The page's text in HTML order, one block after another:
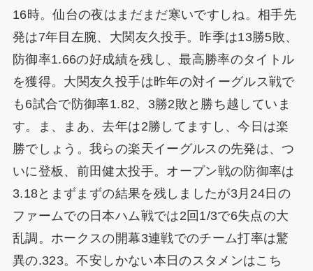
16時。仙台の夜はまだまだ寒いですしね。相手先
発は7年目左腕、大関友久投手。昨季は13勝5敗、
防御率1.66の好成績を残し、最高勝率のタイトル
を獲得。大関友久投手は昨年の対イーグルス戦で
も6試合で防御率1.82、3勝2敗と勝ち越していま
す。ま、まあ、去年は2勝してますし、今日は楽
勝でしょう。我らの楽天イーグルスの先発は、つ
いに登板、前田健太投手。オープン戦の防御率は
3.18とまずまずの結果を残しましたが3月24日の
ファームでの日本ハム戦では2回1/3で6失点の大
乱調。ホークスの開幕3連戦でのチーム打率は驚
異の.323。不安しかない本日のスタメンはこち